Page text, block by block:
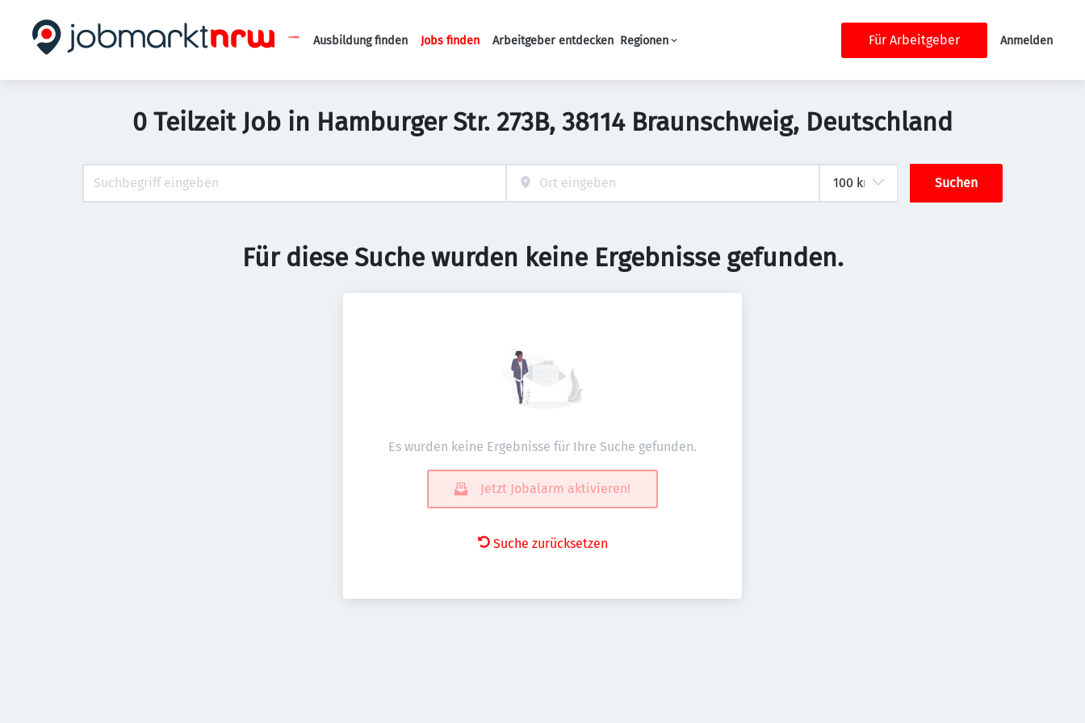
Haupt-Navigation
Ausbildung finden Jobs finden Arbeitgeber entdecken Regionen Für Arbeitgeber Anmelden
0 Teilzeit Job in Hamburger Str. 273B, 38114 Braunschweig, Deutschland
Suchen
Für diese Suche wurden keine Ergebnisse gefunden.
Es wurden keine Ergebnisse für Ihre Suche gefunden.
Jetzt Jobalarm aktivieren!
Suche zurücksetzen